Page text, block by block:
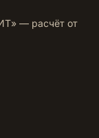
— расчёт от